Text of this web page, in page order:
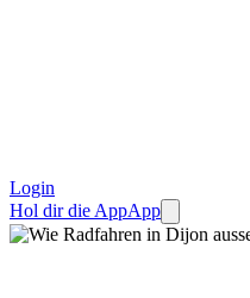
Login
Hol dir die AppApp